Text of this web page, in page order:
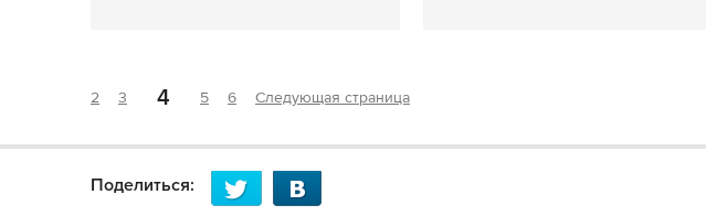
2 3 4 5 6 Следующая страница
Поделиться: